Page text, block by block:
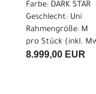
Farbe: DARK STAR
Geschlecht: Uni
Rahmengröße: M
pro Stück (inkl.
8.999,00 EUR